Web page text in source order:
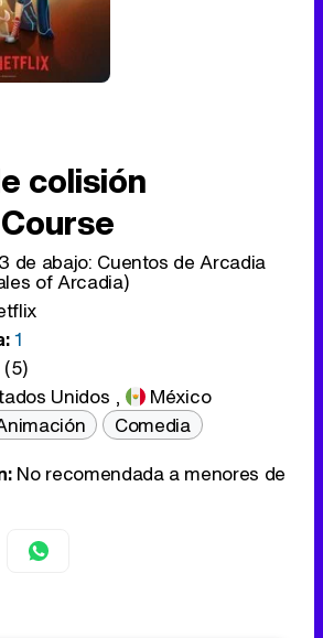
colisión
de abajo: Cuentos de Arcadia
of Arcadia)
1
Unidos ,
México
Comedia
No recomendada a menores de